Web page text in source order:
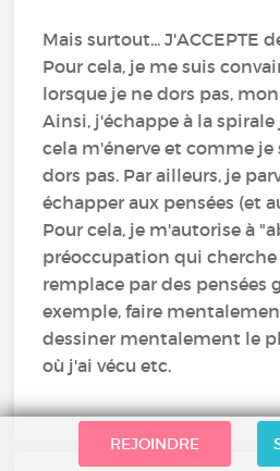
Mais surtout... J'ACCEPTE
Pour cela, je me suis
lorsque je ne dors pas,
Ainsi, j'échappe à la spirale
cela m'énerve et comme je
dors pas. Par ailleurs, je
échapper aux pensées (et
Pour cela, je m'autorise à
préoccupation qui
remplace par des pensées
exemple, faire
dessiner mentalement le
où j'ai vécu etc.
REJOINDRE